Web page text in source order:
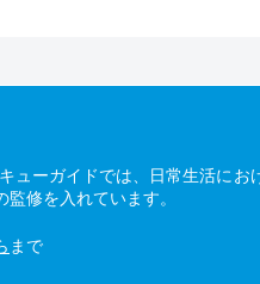
ューガイドでは、日常生活に
修を入れています。
まで